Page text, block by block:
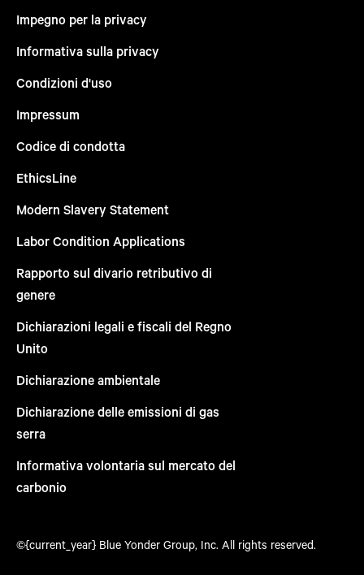
Impegno per la privacy
Informativa sulla privacy
Condizioni d'uso
Impressum
Codice di condotta
EthicsLine
Modern Slavery Statement
Labor Condition Applications
Rapporto sul divario retributivo di
genere
Dichiarazioni legali e fiscali del Regno
Unito
Dichiarazione ambientale
Dichiarazione delle emissioni di gas
serra
Informativa volontaria sul mercato del
carbonio
©{current_year} Blue Yonder Group, Inc. All rights reserved.